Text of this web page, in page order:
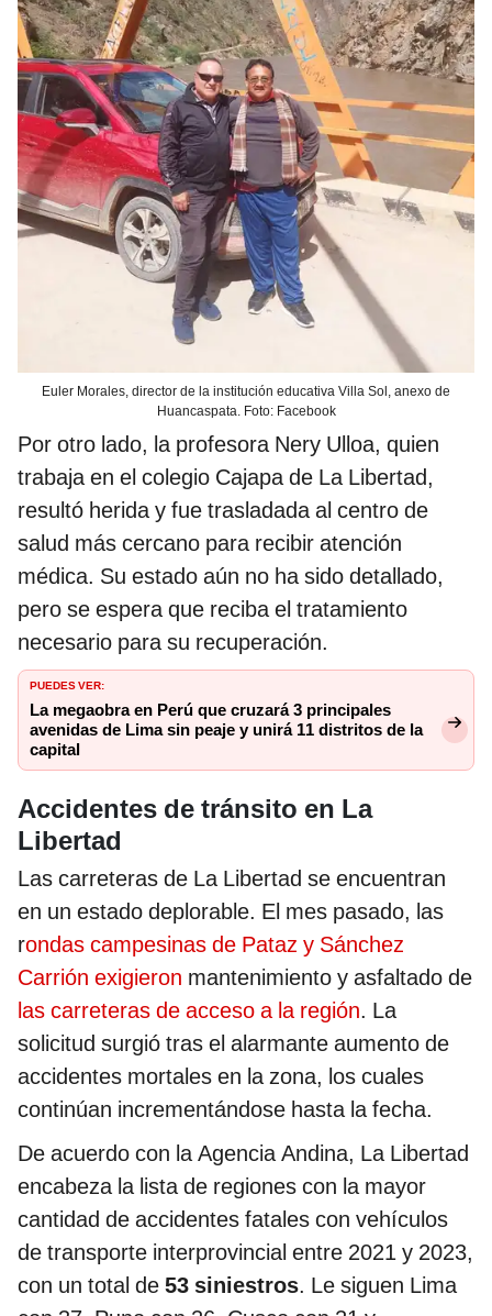
Euler Morales, director de la institución educativa Villa Sol, anexo de
Huancaspata. Foto: Facebook
Por otro lado, la profesora Nery Ulloa, quien
trabaja en el colegio Cajapa de La Libertad,
resultó herida y fue trasladada al centro de
salud más cercano para recibir atención
médica. Su estado aún no ha sido detallado,
pero se espera que reciba el tratamiento
necesario para su recuperación.
PUEDES VER:
La megaobra en Perú que cruzará 3 principales
avenidas de Lima sin peaje y unirá 11 distritos de la
capital
Accidentes de tránsito en La
Libertad
Las carreteras de La Libertad se encuentran
en un estado deplorable. El mes pasado, las
rondas campesinas de Pataz y Sánchez
Carrión exigieron mantenimiento y asfaltado de
las carreteras de acceso a la región. La
solicitud surgió tras el alarmante aumento de
accidentes mortales en la zona, los cuales
continúan incrementándose hasta la fecha.
De acuerdo con la Agencia Andina, La Libertad
encabeza la lista de regiones con la mayor
cantidad de accidentes fatales con vehículos
de transporte interprovincial entre 2021 y 2023,
con un total de 53 siniestros. Le siguen Lima